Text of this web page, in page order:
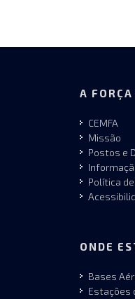
A
CEMFA
Missão
Postos e
Política
ONDE
Bases
Estações